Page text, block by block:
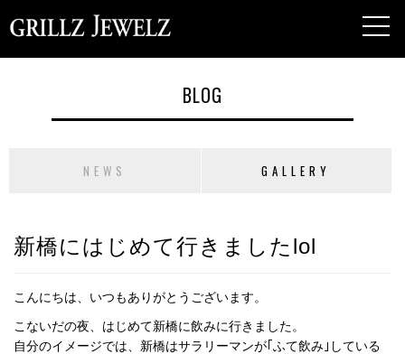
BLOG
NEWS GALLERY
新橋にはじめて行きましたlol
こんにちは、いつもありがとうございます。
こないだの夜、はじめて新橋に飲みに行きました。
自分のイメージでは、新橋はサラリーマンが｢ふて飲み｣している